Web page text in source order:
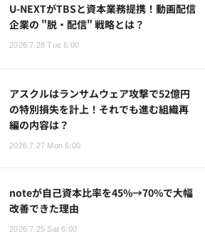
U-NEXTがTBSと資本業務提携！動画配信
企業の "脱・配信" 戦略とは？
2026.7.28 Tue 6:00
アスクルはランサムウェア攻撃で52億円
の特別損失を計上！それでも進む組織再
編の内容は？
2026.7.27 Mon 6:00
noteが自己資本比率を45%→70%で大幅
改善できた理由
2026.7.25 Sat 6:00